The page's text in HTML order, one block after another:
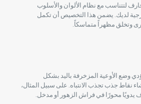
لتتناسب مع نظام الألوان والأسلوب
لديك. يضمن هذا التخصيص أن تكمل
وتخلق مظهراً متماسكاً.
وضع الأوعية المزخرفة باليد بشكل
نقاط جذب تجذب الانتباه. على سبيل المثال،
يدويًا محورًا في فراش الزهور أو مدخل.